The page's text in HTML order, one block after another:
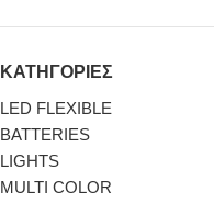
ΚΑΤΗΓΟΡΙΕΣ
LED FLEXIBLE
BATTERIES
LIGHTS
MULTI COLOR